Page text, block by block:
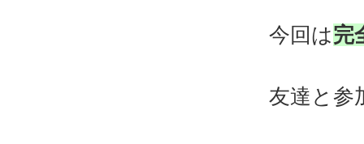
今回は完
友達と参